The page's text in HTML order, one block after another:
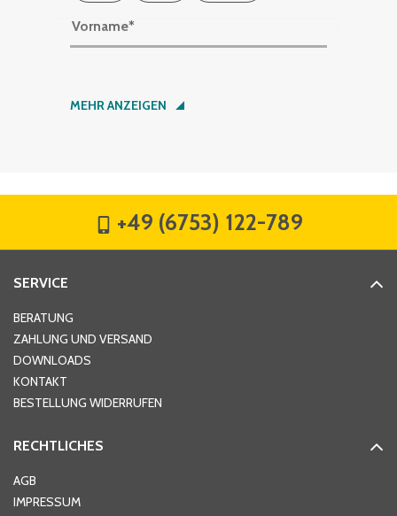
Vorname*
Nachname*
Hausnummer
Ort*
MEHR ANZEIGEN
+49 (6753) 122-789
SERVICE
BERATUNG
ZAHLUNG UND VERSAND
DOWNLOADS
KONTAKT
BESTELLUNG WIDERRUFEN
RECHTLICHES
AGB
IMPRESSUM